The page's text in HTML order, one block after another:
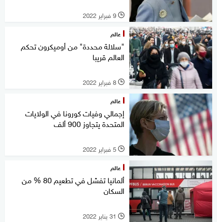
l 9 فبراير 2022
عالم
"سلالة محددة" من أوميكرون تحكم
العالم قريبا
l 8 فبراير 2022
عالم
إجمالي وفيات كورونا في الولايات
المتحدة يتجاوز 900 ألف
l 5 فبراير 2022
عالم
ألمانيا تفشل في تطعيم 80 % من
السكان
l 31 يناير 2022